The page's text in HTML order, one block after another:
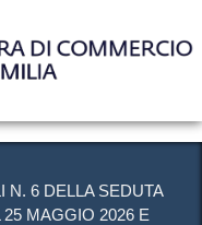
N. 6 DELLA SEDUTA
MAGGIO 2026 E